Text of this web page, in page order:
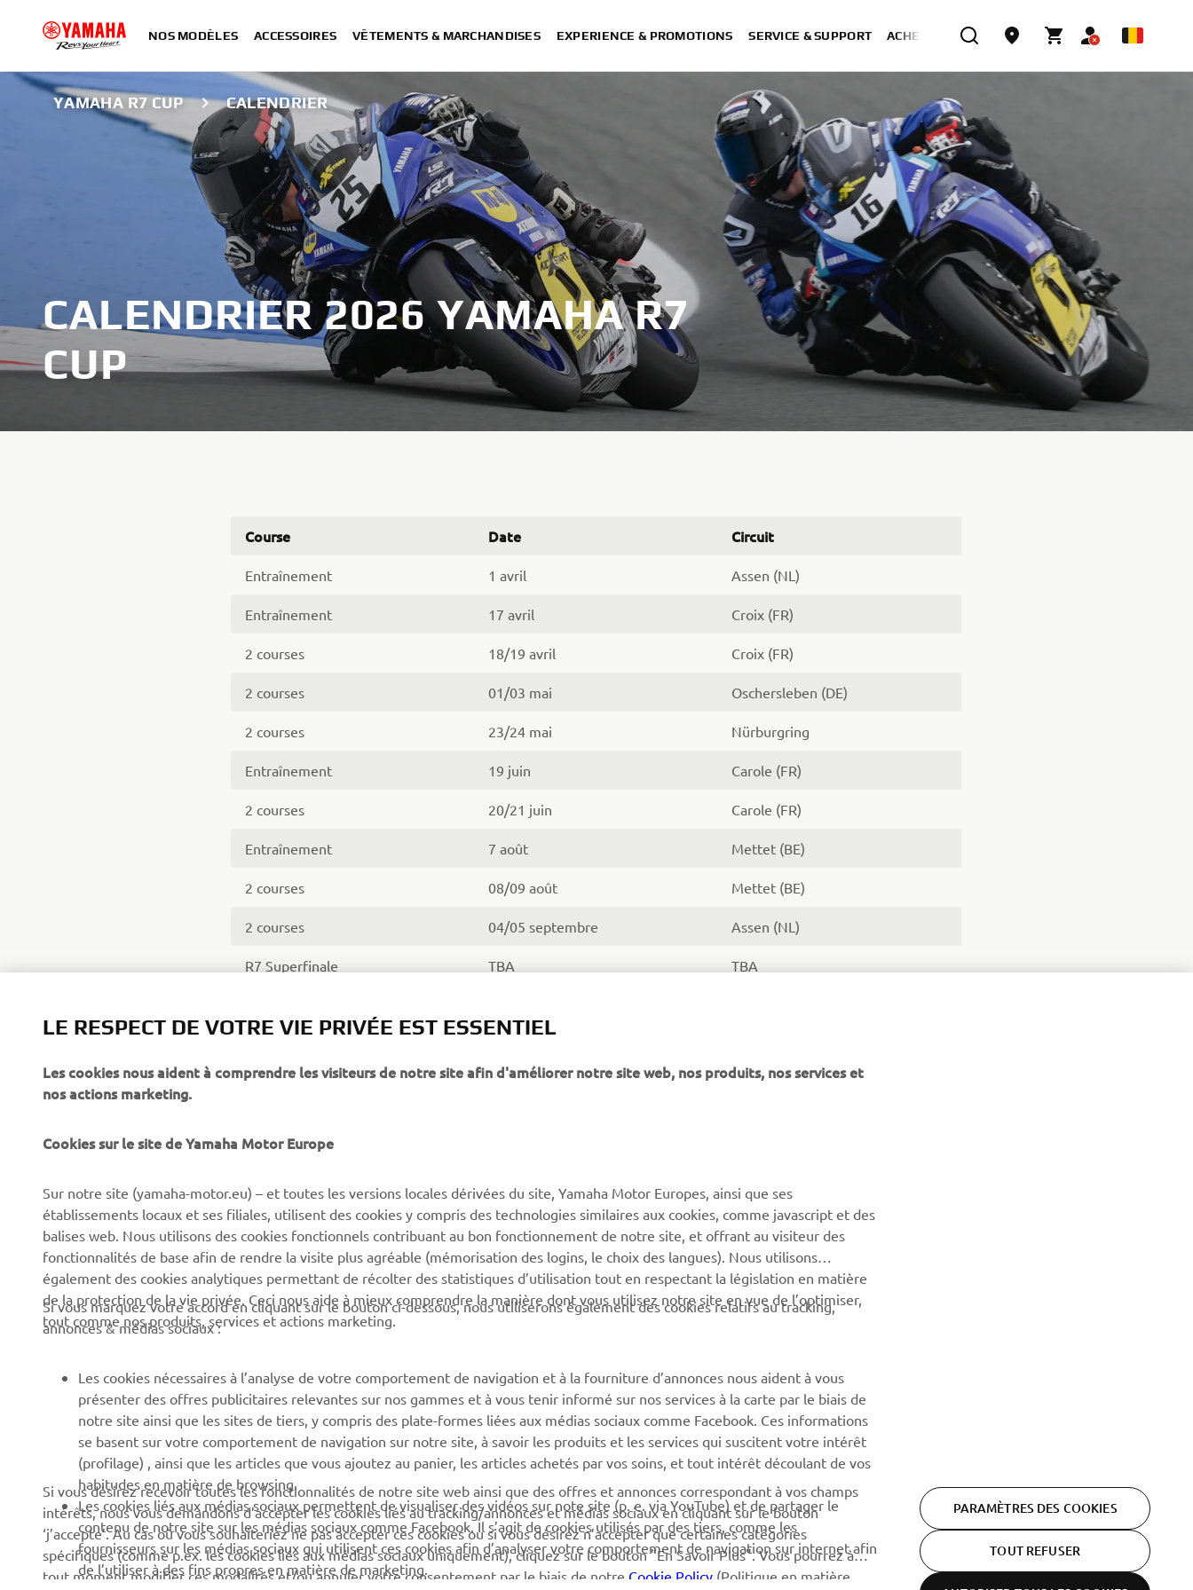
NOS MODÈLES ACCESSOIRES VÊTEMENTS & MARCHANDISES EXPERIENCE & PROMOTIONS SERVICE & SUPPORT ACHETER MAINTENANT
YAMAHA R7 CUP CALENDRIER
CALENDRIER 2026 YAMAHA R7
CUP
Course Date Circuit
Entraînement 1 avril Assen (NL)
Entraînement 17 avril Croix (FR)
2 courses 18/19 avril Croix (FR)
2 courses 01/03 mai Oschersleben (DE)
2 courses 23/24 mai Nürburgring
Entraînement 19 juin Carole (FR)
2 courses 20/21 juin Carole (FR)
Entraînement 7 août Mettet (BE)
2 courses 08/09 août Mettet (BE)
2 courses 04/05 septembre Assen (NL)
R7 Superfinale TBA TBA
Découvrez Yamaha
Événements
Press
Devenir revendeur
Politique en matière de
droits humains
Politique de durabilitè de
Canal d'alerte
Systèmes pour VAE
Parcours de golf
Premiers secours
Robotics
Partenariats
Informations techniques
pour les réparateurs
indépendants
Yamalube Safety Data
Sheets
MyYamaha
Yamaha Music
Yamaha Racing
Yamaha Motor Global
Support de la boutique en
ligne
Catalogue pièces
détachées
Gestion des déchets de
batteries
Découvrez en exclusivité les dernières offres, les événements
spéciaux, les nouveautés et bien plus encore
LE RESPECT DE VOTRE VIE PRIVÉE EST ESSENTIEL
Les cookies nous aident à comprendre les visiteurs de notre site afin d'améliorer notre site web, nos produits, nos services et
nos actions marketing.
Cookies sur le site de Yamaha Motor Europe
Sur notre site (yamaha-motor.eu) – et toutes les versions locales dérivées du site, Yamaha Motor Europes, ainsi que ses
établissements locaux et ses filiales, utilisent des cookies y compris des technologies similaires aux cookies, comme javascript et des
balises web. Nous utilisons des cookies fonctionnels contribuant au bon fonctionnement de notre site, et offrant au visiteur des
fonctionnalités de base afin de rendre la visite plus agréable (mémorisation des logins, le choix des langues). Nous utilisons
également des cookies analytiques permettant de récolter des statistiques d’utilisation tout en respectant la législation en matière
de la protection de la vie privée. Ceci nous aide à mieux comprendre la manière dont vous utilisez notre site en vue de l’optimiser,
tout comme nos produits, services et actions marketing.
Si vous marquez votre accord en cliquant sur le bouton ci-dessous, nous utiliserons également des cookies relatifs au tracking,
annonces & médias sociaux :
Les cookies nécessaires à l’analyse de votre comportement de navigation et à la fourniture d’annonces nous aident à vous
présenter des offres publicitaires relevantes sur nos gammes et à vous tenir informé sur nos services à la carte par le biais de
notre site ainsi que les sites de tiers, y compris des plate-formes liées aux médias sociaux comme Facebook. Ces informations
se basent sur votre comportement de navigation sur notre site, à savoir les produits et les services qui suscitent votre intérêt
(profilage) , ainsi que les articles que vous ajoutez au panier, les articles achetés par vos soins, et tout intérêt découlant de vos
habitudes en matière de browsing.
Les cookies liés aux médias sociaux permettent de visualiser des vidéos sur note site (p. e. via YouTube) et de partager le
contenu de notre site sur les médias sociaux comme Facebook. Il s’agit de cookies utilisés par des tiers, comme les
fournisseurs sur les médias sociaux qui utilisent ces cookies afin d’analyser votre comportement de navigation sur internet afin
de l’utiliser à des fins propres en matière de marketing.
Si vous désirez recevoir toutes les fonctionnalités de notre site web ainsi que des offres et annonces correspondant à vos champs
intérêts, nous vous demandons d’accepter les cookies liés au tracking/annonces et médias sociaux en cliquant sur le bouton
‘j’accepte’. Au cas où vous souhaiteriez ne pas accepter ces cookies ou si vous désirez n’accepter que certaines catégories
spécifiques (comme p.ex. les cookies liés aux médias sociaux uniquement), cliquez sur le bouton "En Savoir Plus". Vous pourrez à
tout moment modifier ces modalités et/ou annuler votre consentement par le biais de notre Cookie Policy (Politique en matière
PARAMÈTRES DES COOKIES
TOUT REFUSER